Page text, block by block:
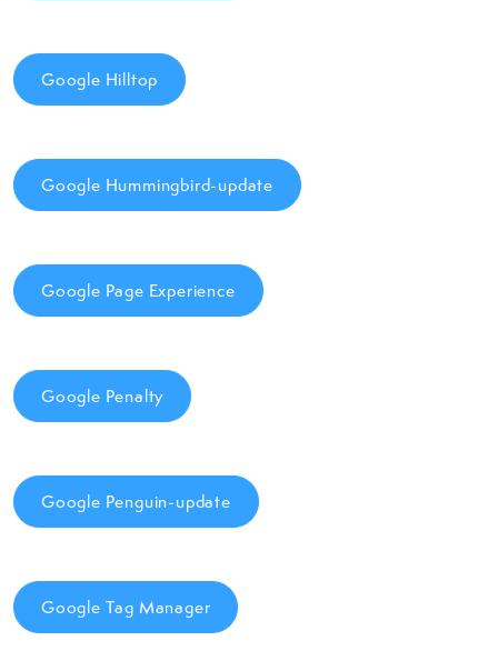
Google Hilltop
Google Hummingbird-update
Google Page Experience
Google Penalty
Google Penguin-update
Google Tag Manager